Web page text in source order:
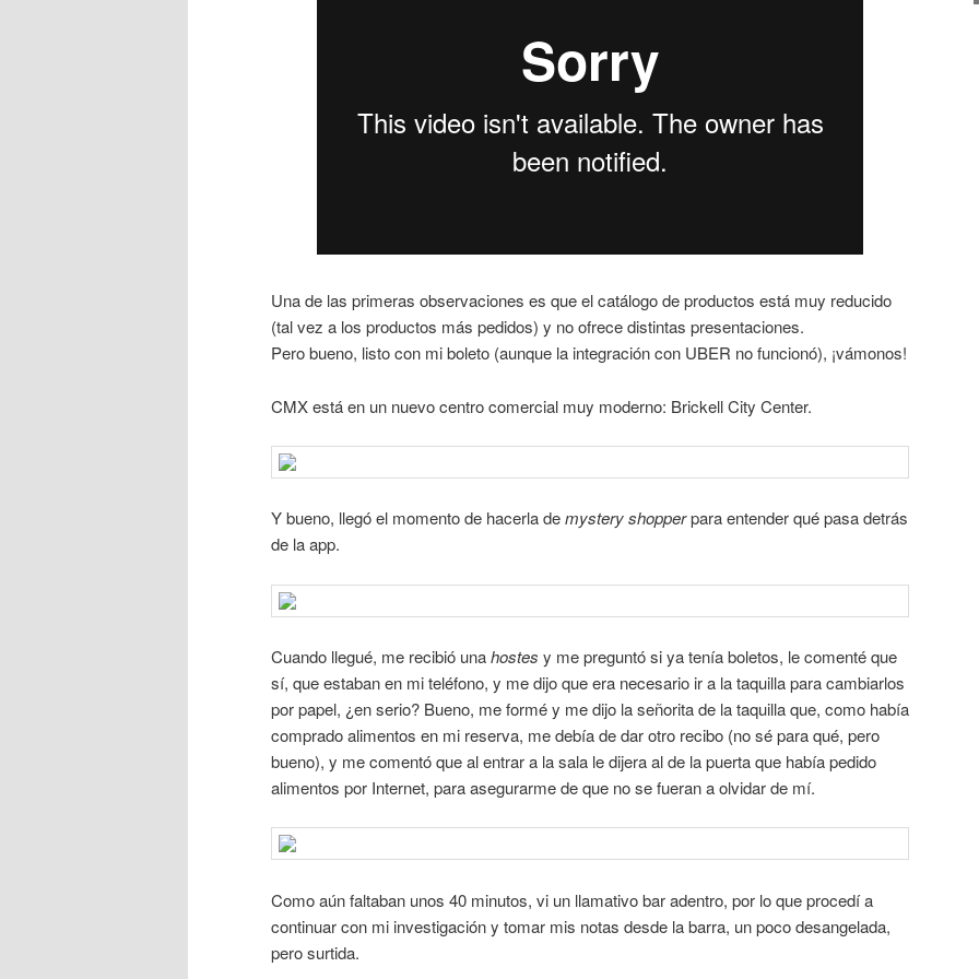
Una de las primeras observaciones es que el catálogo de productos está muy reducido
(tal vez a los productos más pedidos) y no ofrece distintas presentaciones.
Pero bueno, listo con mi boleto (aunque la integración con UBER no funcionó), ¡vámonos!
CMX está en un nuevo centro comercial muy moderno: Brickell City Center.
Y bueno, llegó el momento de hacerla demystery shopperpara entender qué pasa detrás
de la app.
Cuando llegué, me recibió unahostes y me preguntó si ya tenía boletos, le comenté que
sí, que estaban en mi teléfono, y me dijo que era necesario ir a la taquilla para cambiarlos
por papel, ¿en serio? Bueno, me formé y me dijo la señorita de la taquilla que, como había
comprado alimentos en mi reserva, me debía de dar otro recibo (no sé para qué, pero
bueno), y me comentó que al entrar a la sala le dijera al de la puerta que había pedido
alimentos por Internet, para asegurarme de que no se fueran a olvidar de mí.
Como aún faltaban unos 40 minutos, vi un llamativo bar adentro, por lo que procedí a
continuar con mi investigación y tomar mis notas desde la barra, un poco desangelada,
pero surtida.